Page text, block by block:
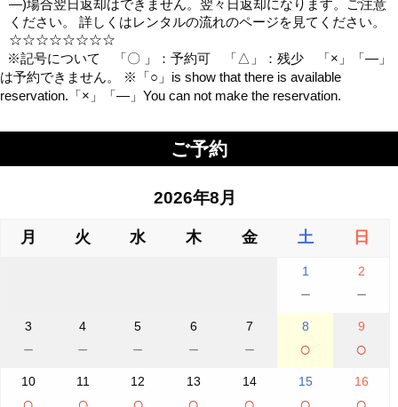
―)場合翌日返却はできません。翌々日返却になります。ご注意
ください。 詳しくはレンタルの流れのページを見てください。
☆☆☆☆☆☆☆☆
※記号について 「〇 」：予約可 「△」：残少 「×」「―」
は予約できません。 ※「○」is show that there is available
reservation.「×」「―」You can not make the reservation.
ご予約
2026年8月
月 火 水 木 金 土 日
1
－
2
－
3
－
4
－
5
－
6
－
7
－
8
○
9
○
10 11 12 13 14 15 16